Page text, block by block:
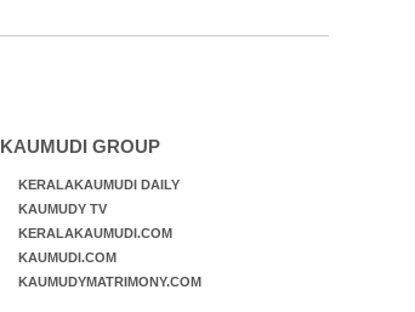
വ്യാപകവിമർശനം
KAUMUDI GROUP
KERALAKAUMUDI DAILY
KAUMUDY TV
KERALAKAUMUDI.COM
KAUMUDI.COM
KAUMUDYMATRIMONY.COM